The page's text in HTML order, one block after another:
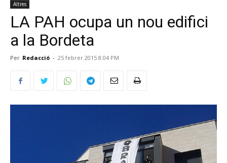
Altres
LA PAH ocupa un nou edifici
a la Bordeta
Per Redacció - 25 febrer 2015 8:04 PM